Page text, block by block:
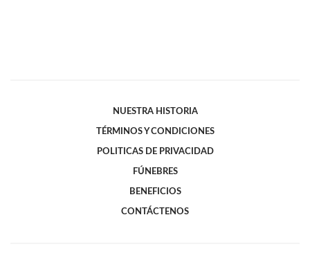
NUESTRA HISTORIA
TÉRMINOS Y CONDICIONES
POLITICAS DE PRIVACIDAD
FÚNEBRES
BENEFICIOS
CONTÁCTENOS